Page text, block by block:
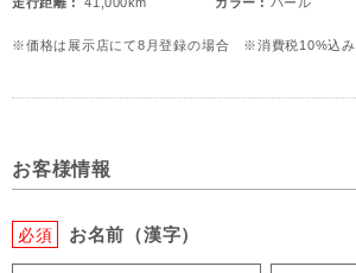
※価格は展示店にて8月登録の場合 ※消費税10%込み
お客様情報
必須 お名前（漢字）